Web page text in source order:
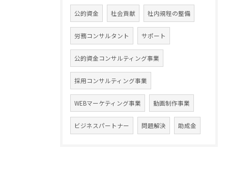
公的資金 社会貢献 社内規程の整備
労務コンサルタント サポート
公的資金コンサルティング事業
採用コンサルティング事業
WEBマーケティング事業 動画制作事業
ビジネスパートナー 問題解決 助成金